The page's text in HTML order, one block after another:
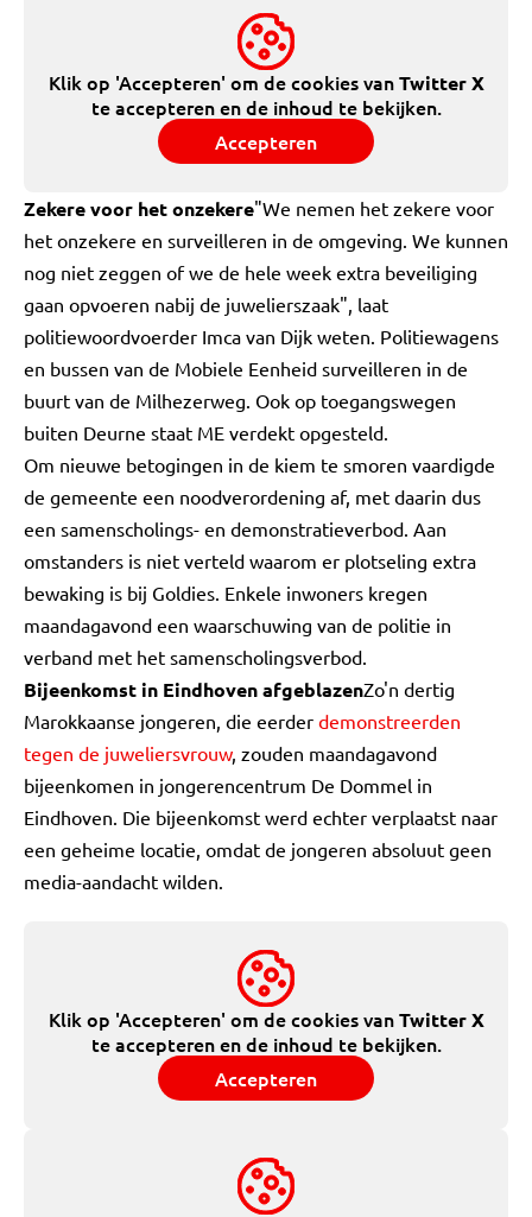
Klik op 'Accepteren' om de cookies vanTwitter X
te accepteren en de inhoud te bekijken.
Accepteren
Zekere voor het onzekere"We nemen het zekere voor
het onzekere en surveilleren in de omgeving. We kunnen
nog niet zeggen of we de hele week extra beveiliging
gaan opvoeren nabij de juwelierszaak", laat
politiewoordvoerder Imca van Dijk weten. Politiewagens
en bussen van de Mobiele Eenheid surveilleren in de
buurt van de Milhezerweg. Ook op toegangswegen
buiten Deurne staat ME verdekt opgesteld.
Om nieuwe betogingen in de kiem te smoren vaardigde
de gemeente een noodverordening af, met daarin dus
een samenscholings- en demonstratieverbod. Aan
omstanders is niet verteld waarom er plotseling extra
bewaking is bij Goldies. Enkele inwoners kregen
maandagavond een waarschuwing van de politie in
verband met het samenscholingsverbod.
Bijeenkomst in Eindhoven afgeblazenZo'n dertig
Marokkaanse jongeren, die eerder demonstreerden
tegen de juweliersvrouw, zouden maandagavond
bijeenkomen in jongerencentrum De Dommel in
Eindhoven. Die bijeenkomst werd echter verplaatst naar
een geheime locatie, omdat de jongeren absoluut geen
media-aandacht wilden.
Klik op 'Accepteren' om de cookies vanTwitter X
te accepteren en de inhoud te bekijken.
Accepteren